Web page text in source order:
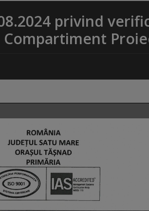
privind